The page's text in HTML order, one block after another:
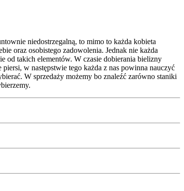
niedostrzegalną, to mimo to każda kobieta
oraz osobistego zadowolenia. Jednak nie każda
od takich elementów. W czasie dobierania bielizny
w następstwie tego każda z nas powinna nauczyć
W sprzedaży możemy bo znaleźć zarówno staniki